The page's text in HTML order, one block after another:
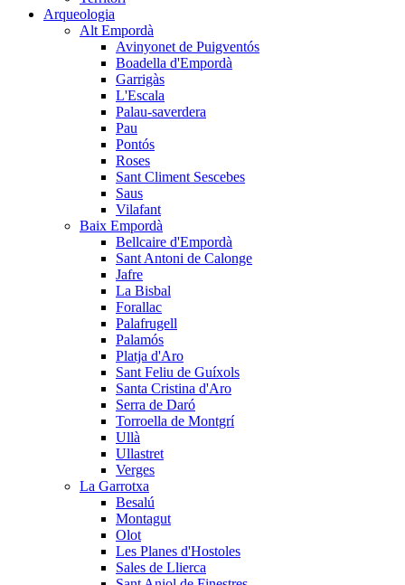
Arqueologia
Alt Empordà
Avinyonet de Puigventós
Boadella d'Empordà
Garrigàs
L'Escala
Palau-saverdera
Pau
Pontós
Roses
Sant Climent Sescebes
Saus
Vilafant
Baix Empordà
Bellcaire d'Empordà
Sant Antoni de Calonge
Jafre
La Bisbal
Forallac
Palafrugell
Palamós
Platja d'Aro
Sant Feliu de Guíxols
Santa Cristina d'Aro
Serra de Daró
Torroella de Montgrí
Ullà
Ullastret
Verges
La Garrotxa
Besalú
Montagut
Olot
Les Planes d'Hostoles
Sales de Llierca